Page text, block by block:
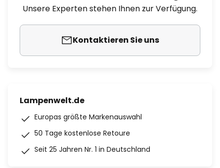
Unsere Experten stehen Ihnen zur Verfügung.
Kontaktieren Sie uns
Lampenwelt.de
Europas größte Markenauswahl
50 Tage kostenlose Retoure
Seit 25 Jahren Nr. 1 in Deutschland